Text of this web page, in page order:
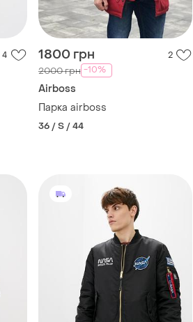
4 1800 грн 2
2000 грн -10%
Airboss
Парка airboss
36 / S / 44